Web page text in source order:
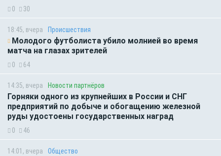
0 30
18:45, вчера Происшествия
Молодого футболиста убило молнией во время
матча на глазах зрителей
0 64
14:35, вчера Новости партнёров
Горняки одного из крупнейших в России и СНГ
предприятий по добыче и обогащению железной
руды удостоены государственных наград
0 46
14:01, вчера Общество